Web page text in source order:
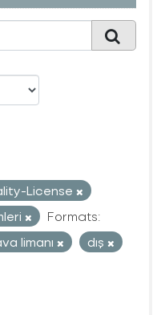
License
Formats:
limanı
dış